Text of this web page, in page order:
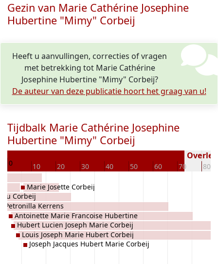
Gezin van Marie Cathérine Josephine
Hubertine "Mimy" Corbeij
Heeft u aanvullingen, correcties of vragen
met betrekking tot Marie Cathérine
Josephine Hubertine "Mimy" Corbeij?
De auteur van deze publicatie hoort het graag van u!
Tijdbalk Marie Cathérine Josephine
Hubertine "Mimy" Corbeij
0 10 20 30 40 50 60 70 80
Corbeij
Petronilla Kerrens
Antoinette Marie Francoise Hubertine
Corbeij
Hubert Lucien Joseph Marie Corbeij
Louis Joseph Marie Hubert Corbeij
Marie Josette Corbeij
Joseph Jacques Hubert Marie Corbeij